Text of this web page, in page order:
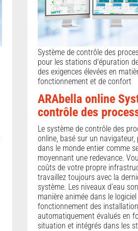
Système de contrôle des
pour les stations d'épuration
des exigences élevées en
fonctionnement et de confort
ARAbella online
contrôle des
Le système de contrôle des
online, basé sur un navigateur,
dans le monde entier comme
moyennant une redevance.
coûts de votre propre
travaillez toujours avec la
système. Les niveaux d’eau
manière animée dans le
fonctionnement des
automatiquement évalués en
situation et intégrés dans les